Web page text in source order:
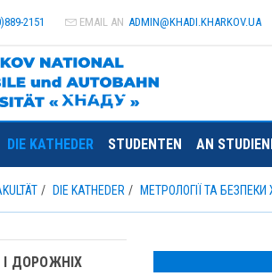
2151 EMAIL AN ADMIN@KHADI.KHARKOV.UA
DIE KATHEDER STUDENTEN AN
DIE KATHEDER МЕТРОЛОГІЇ ТА
І ДОРОЖНІХ